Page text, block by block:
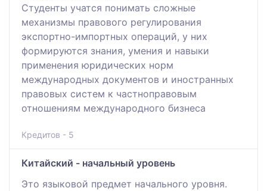
Студенты учатся понимать сложные
механизмы правового регулирования
экспортно-импортных операций, у них
формируются знания, умения и навыки
применения юридических норм
международных документов и иностранных
правовых систем к частноправовым
отношениям международного бизнеса
Кредитов - 5
Китайский - начальный уровень
Это языковой предмет начального уровня.